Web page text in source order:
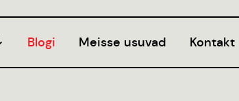
Blogi Meisse usuvad Kontakt